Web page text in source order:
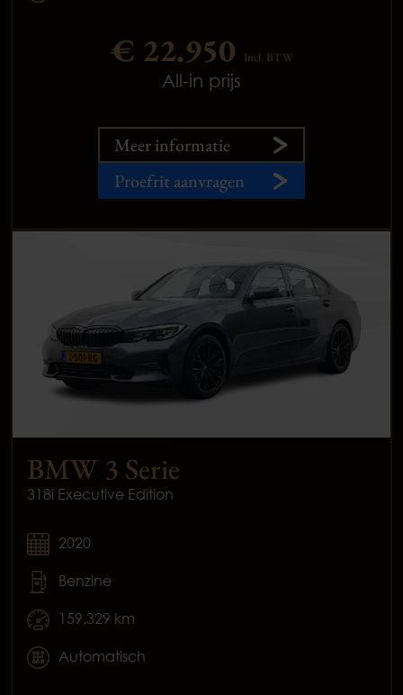
€ 22.950 Incl. BTW
All-in prijs
Meer informatie
Proefrit aanvragen
BMW 3 Serie
318i Executive Edition
2020
Benzine
159.329 km
Automatisch